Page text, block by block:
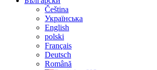
Čeština
Українська
English
polski
Français
Deutsch
Română